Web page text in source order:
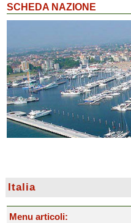
SCHEDA NAZIONE
Italia
Menu articoli: